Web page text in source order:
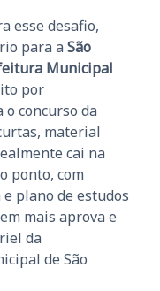
esse desafio,
para a São
Municipal
por
concurso da
material
cai na
ponto, com
plano de estudos
mais aprova e
da
de São